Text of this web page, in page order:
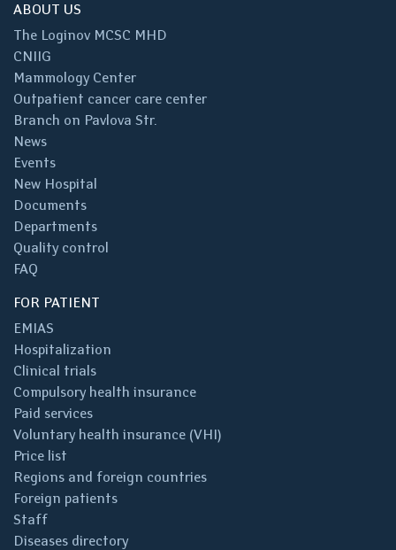
ABOUT US
The Loginov MCSC MHD
CNIIG
Mammology Center
Outpatient cancer care center
Branch on Pavlova Str.
News
Events
New Hospital
Documents
Departments
Quality control
FAQ
FOR PATIENT
EMIAS
Hospitalization
Clinical trials
Compulsory health insurance
Paid services
Voluntary health insurance (VHI)
Price list
Regions and foreign countries
Foreign patients
Staff
Diseases directory